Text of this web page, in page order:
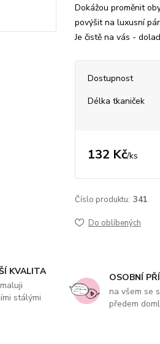
Dokážou proměnit
povýšit na luxusní
Je čistě na vás -
Dostupnost
Délka tkaniček
132 Kč/ks
Číslo produktu: 341
Do oblíbených
KVALITA
stálými
OSOBNÍ
na všem se
předem